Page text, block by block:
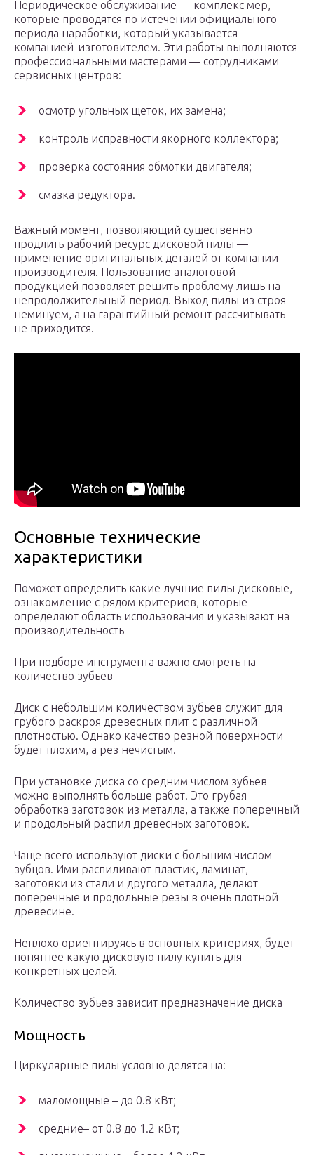
Периодическое обслуживание — комплекс мер,
которые проводятся по истечении официального
периода наработки, который указывается
компанией-изготовителем. Эти работы выполняются
профессиональными мастерами — сотрудниками
сервисных центров:
осмотр угольных щеток, их замена;
контроль исправности якорного коллектора;
проверка состояния обмотки двигателя;
смазка редуктора.
Важный момент, позволяющий существенно
продлить рабочий ресурс дисковой пилы —
применение оригинальных деталей от компании-
производителя. Пользование аналоговой
продукцией позволяет решить проблему лишь на
непродолжительный период. Выход пилы из строя
неминуем, а на гарантийный ремонт рассчитывать
не приходится.
Основные технические
характеристики
Поможет определить какие лучшие пилы дисковые,
ознакомление с рядом критериев, которые
определяют область использования и указывают на
производительность
При подборе инструмента важно смотреть на
количество зубьев
Диск с небольшим количеством зубьев служит для
грубого раскроя древесных плит с различной
плотностью. Однако качество резной поверхности
будет плохим, а рез нечистым.
При установке диска со средним числом зубьев
можно выполнять больше работ. Это грубая
обработка заготовок из металла, а также поперечный
и продольный распил древесных заготовок.
Чаще всего используют диски с большим числом
зубцов. Ими распиливают пластик, ламинат,
заготовки из стали и другого металла, делают
поперечные и продольные резы в очень плотной
древесине.
Неплохо ориентируясь в основных критериях, будет
понятнее какую дисковую пилу купить для
конкретных целей.
Количество зубьев зависит предназначение диска
Мощность
Циркулярные пилы условно делятся на:
маломощные – до 0.8 кВт;
средние– от 0.8 до 1.2 кВт;